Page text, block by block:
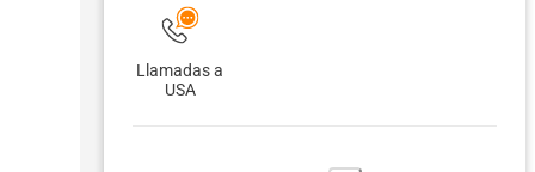
Llamadas a
USA